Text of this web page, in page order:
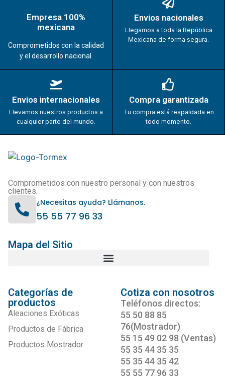
Empresa 100%
mexicana
Comprometidos con la calidad
y el desarrollo nacional.
Envios nacionales
Llegamos a toda la República
Mexicana de forma segura.
Envios internacionales
Llevamos nuestros productos a
cualquier parte del mundo.
Compra garantizada
Tu compra está respaldada en
todo momento.
Comprometidos con nuestro personal y con nuestros
clientes.
¿Necesitas ayuda? Llámanos.
55 55 77 96 33
Mapa del Sitio
Categorías de
productos
Aleaciones Exóticas
Productos de Fábrica
Productos Mostrador
Cotiza con nosotros
Teléfonos directos:
55 50 88 85
76(Mostrador)
55 15 49 02 98 (Ventas)
55 35 44 35 35
55 35 44 35 42
55 55 77 96 33